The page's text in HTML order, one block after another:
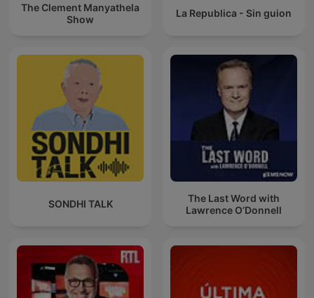
The Clement Manyathela
Show
La Republica - Sin guion
SONDHI TALK
The Last Word with
Lawrence O’Donnell